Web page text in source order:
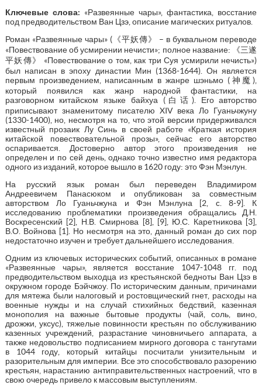
Ключевые слова: «Развеянные чары», фантастика, восстание
под предводительством Ван Цзэ, описание магических ритуалов.
Роман «Развеянные чары» (《平妖傳》 – в буквальном переводе
«Повествование об усмирении нечисти»; полное название: 《三遂
平妖傳》 «Повествование о том, как три Суя усмирили нечисть»)
был написан в эпоху династии Мин (1368-1644). Он является
первым произведением, написанным в жанре шэньмо (神魔),
который появился как жанр народной фантастики, на
разговорном китайском языке байхуа (白话). Его авторство
приписывают знаменитому писателю XIV века Ло Гуаньчжуну
(1330-1400), но, несмотря на то, что этой версии придерживался
известный прозаик Лу Синь в своей работе «Краткая история
китайской повествовательной прозы», сейчас его авторство
оспаривается. Достоверно автор этого произведения не
определен и по сей день, однако точно известно имя редактора
одного из изданий, которое вышло в 1620 году: это Фэн Мэнлун.
На русский язык роман был переведен Владимиром
Андреевичем Панасюком и опубликован за совместным
авторством Ло Гуаньчжуна и Фэн Мэнлуна [2, c. 8-9]. К
исследованию проблематики произведения обращались Д.Н.
Воскресенский [2], Н.В. Смирнова [8], [9], Ю.С. Каретникова [3],
В.О. Войнова [1]. Но несмотря на это, данный роман до сих пор
недостаточно изучен и требует дальнейшего исследования.
Одним из ключевых исторических событий, описанных в романе
«Развеянные чары», является восстание 1047-1048 гг. под
предводительством выходца из крестьянской бедноты Ван Цзэ в
окружном городе Бэйчжоу. По историческим данным, причинами
для мятежа были налоговый и ростовщический гнет, расходы на
военные нужды и на случай стихийных бедствий, казенная
монополия на важные бытовые продукты (чай, соль, вино,
дрожжи, уксус), тяжелые повинности крестьян по обслуживанию
казенных учреждений, разрастание чиновничьего аппарата, а
также недовольство подписанием мирного договора с тангутами
в 1044 году, который китайцы посчитали унизительным и
разорительным для империи. Все это способствовало разорению
крестьян, нарастанию антиправительственных настроений, что в
свою очередь привело к массовым выступлениям.